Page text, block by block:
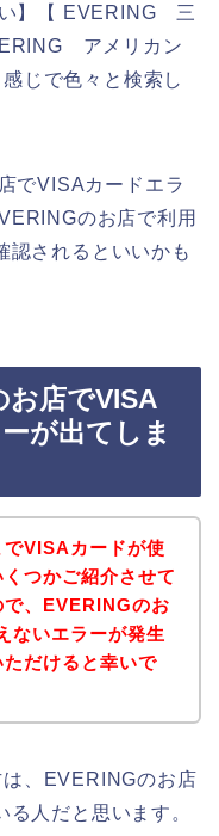
】【 EVERING 三
アメリカン
じで色々と検索し
でVISAカードエラ
のお店で利用
認されるといいかも
お店でVISA
が出てしま
でVISAカードが使
つかご紹介させて
、EVERINGのお
ないエラーが発生
だけると幸いで
、EVERINGのお店
人だと思います。